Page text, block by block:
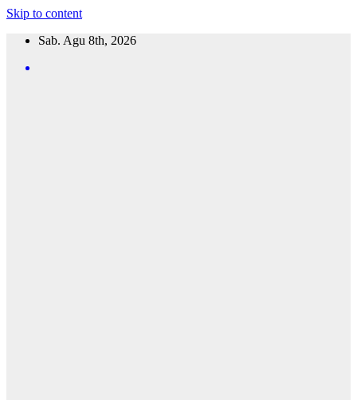
Skip to content
Sab. Agu 8th, 2026